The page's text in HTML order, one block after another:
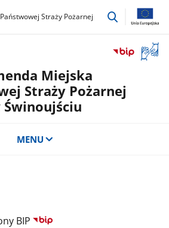
Straży Pożarnej
przejdź
okno
Miejska
Straży Pożarnej
Świnoujściu
MENU
BIP